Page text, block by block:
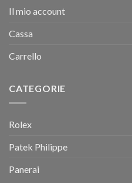
Il mio account
Cassa
Carrello
CATEGORIE
Rolex
Patek Philippe
Panerai